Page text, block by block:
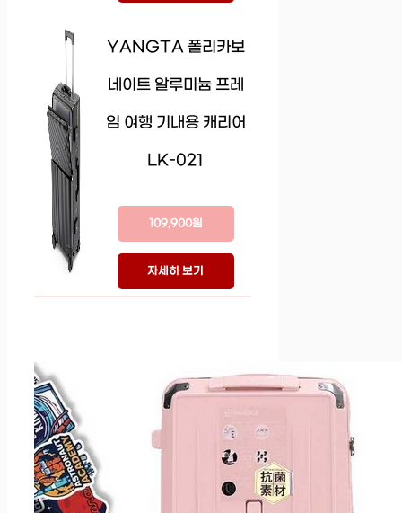
YANGTA 폴리카보
네이트 알루미늄 프레
임 여행 기내용 캐리어
LK-021
109,900원
자세히 보기